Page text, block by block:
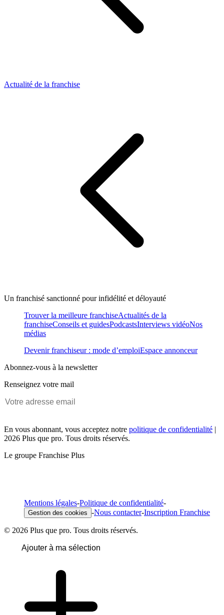
Actualité de la franchise
Un franchisé sanctionné pour infidélité et déloyauté
Trouver la meilleure franchiseActualités de la
franchiseConseils et guidesPodcastsInterviews vidéoNos
médias
Devenir franchiseur : mode d’emploiEspace annonceur
Abonnez-vous à la newsletter
Renseignez votre mail
En vous abonnant, vous acceptez notre politique de confidentialité |
2026 Plus que pro. Tous droits réservés.
Le groupe Franchise Plus
Mentions légales-Politique de confidentialité-
Gestion des cookies -Nous contacter-Inscription Franchise
© 2026 Plus que pro. Tous droits réservés.
Ajouter à ma sélection